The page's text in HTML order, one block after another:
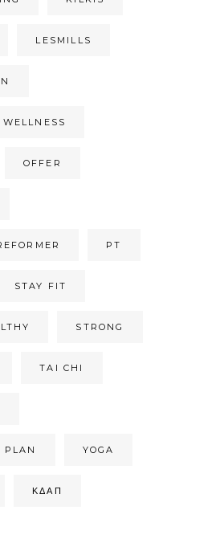
LESMILLS
OFFER
PT
STAY FIT
STRONG
TAI CHI
PLAN YOGA
ΚΔΑΠ